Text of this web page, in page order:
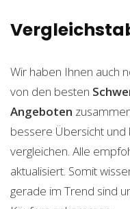
Wir haben Ihnen auch
von den besten
Angeboten
bessere Übersicht
vergleichen. Alle
aktualisiert. Somit
gerade im Trend sind